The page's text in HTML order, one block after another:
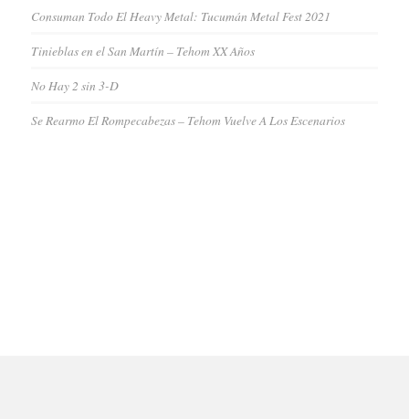
Consuman Todo El Heavy Metal: Tucumán Metal Fest 2021
Tinieblas en el San Martín – Tehom XX Años
No Hay 2 sin 3-D
Se Rearmo El Rompecabezas – Tehom Vuelve A Los Escenarios